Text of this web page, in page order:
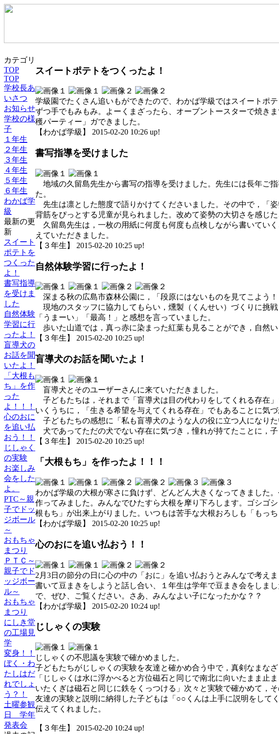
カテゴリ
TOP
TOP
学校長あ
いさつ
お知らせ
学校の様
子
１年生
２年生
３年生
４年生
５年生
６年生
わかば学
級
最新の更
新
スイート
ポテトを
つくった
よ！
書写指導
を受けま
した
自然体験
学習に行
ったよ！
盲導犬の
お話を聞
いたよ！
「大根も
ち」を作
った
よ！！！
心のおに
を追い払
おう！！
じしゃく
の実験
お楽しみ
会をした
よ。
PTC～親
子でドッ
ジボール
～
おもちゃ
まつり
ＰＴＣ～
親子でド
ッジボー
ル～
おもちゃ
まつり
にしき堂
の工場見
学
変身！！
ぼく・わ
たしはだ
れでしょ
う？！
土曜参観
日 学年
発表会
スイートポテトをつくったよ！
学級園でたくさん追いもができたので、わかば学級ではスイートポ
ずつ手でもみもみ。よーくまざったら、オーブントースターで焼き
穫パーティー」ガできました。
【わかば学級】 2015-02-20 10:26 up!
書写指導を受けました
地域の久留島先生から書写の指導を受けました。先生には長年ご
た。
先生は凛とした態度で語りかけてくださいました。その中で，「
背筋をぴっとする児童が見られました。改めて姿勢の大切さを感じた
久留島先生は，一枚の用紙に何度も何度も点検しながら書いてい
えていただきました。
【３年生】 2015-02-20 10:25 up!
自然体験学習に行ったよ！
深まる秋の広島市森林公園に，「段原にはないものを見てこよう
現地のスタッフに協力してもらい，燻製（くんせい）づくりに挑
「うまーい」「最高！」と感想を言っていました。
歩いた山道では，真っ赤に染まった紅葉も見ることができ，自然い
【３年生】 2015-02-20 10:25 up!
盲導犬のお話を聞いたよ！
盲導犬とそのユーザーさんに来ていただきました。
子どもたちは，それまで「盲導犬は目の代わりをしてくれる存在
いくうちに，「生きる希望を与えてくれる存在」でもあることに気づ
子どもたちの感想に「私も盲導犬のような人の役に立つ人になりた
犬であってただの犬でない存在に気づき，憧れが持てたことに，
【３年生】 2015-02-20 10:25 up!
「大根もち」を作ったよ！！！
わかば学級の大根が寒さに負けず、どんどん大きくなってきました
作ってみました。みんなでひたすら大根を摩り下ろします。ゴシ
根もち」が出来上がりました。いつもは苦手な大根おろしも「もっ
【わかば学級】 2015-02-20 10:25 up!
心のおにを追い払おう！！
2月3日の節分の日に心の中の「おに」を追い払おうとみんなで考え
書いて豆まきをしようと話し合い、１年生は学年で豆まき会をしま
で、ぜひ、ご覧ください。さあ、みんなよい子になったかな？？
【わかば学級】 2015-02-20 10:24 up!
じしゃくの実験
じしゃくの不思議を実験で確かめました。
子どもたちがじしゃくの実験を友達と確かめ合う中で，真剣なまなざ
「じしゃくは水に浮かべると方位磁石と同じで南北に向いたまま
いたくぎは磁石と同じに鉄をくっつける」次々と実験で確かめて，
友達の実験と説明に納得した子どもは「○○くんは上手に説明をして
伝えてくれました。
【３年生】 2015-02-20 10:24 up!